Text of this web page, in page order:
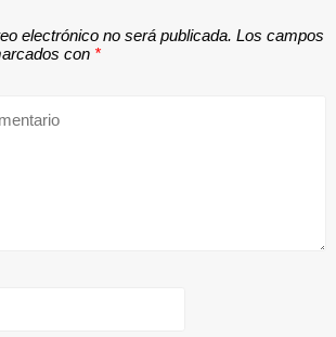
electrónico no será publicada. Los campos
con *